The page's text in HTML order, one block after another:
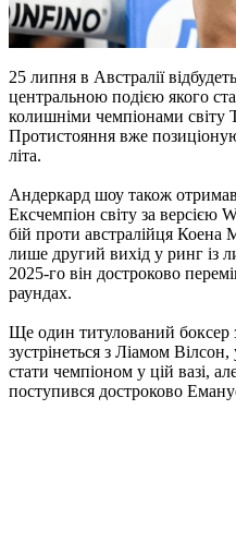
25 липня в Австралії
центральною подією якого
колишніми чемпіонами
Протистояння вже
літа.
Андеркард шоу також
Ексчемпіон світу за
бій проти австралійця Коена
лише другий вихід у ринг із
2025-го він достроково
раундах.
Ще один титулований
зустрінеться з Ліамом
стати чемпіоном у цій вазі,
поступився достроково